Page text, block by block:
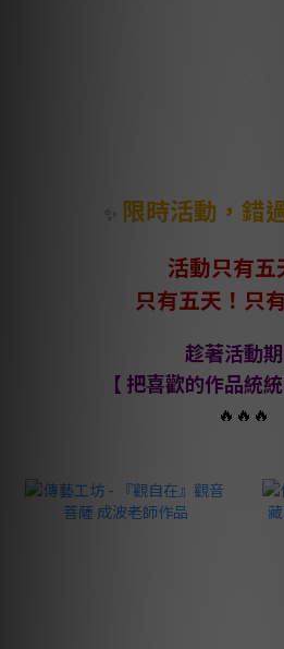
✨ 限時活動，錯
活動只有五
只有五天！只
趁著活動
【 把喜歡的作品統
🔥🔥🔥